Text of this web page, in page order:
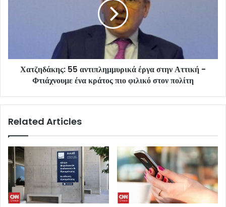
Χατζηδάκης: 55 αντιπλημμυρικά έργα στην Αττική -
Φτιάχνουμε ένα κράτος πιο φιλικό στον πολίτη
Related Articles